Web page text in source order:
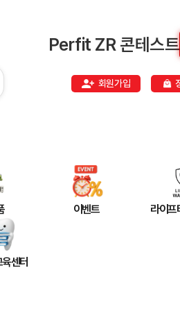
Perfit ZR 콘테스트
회원가입
이벤트 라이프
센터